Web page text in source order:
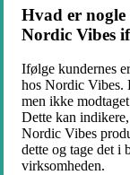
Hvad er nogle
Nordic Vibes
Ifølge kundernes
hos Nordic Vibes.
men ikke
Dette kan
Nordic Vibes
dette og tage det i
virksomheden.